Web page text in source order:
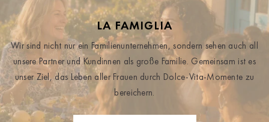
LA FAMIGLIA
Wir sind nicht nur ein Familienunternehmen, sondern sehen auch all
unsere Partner und Kundinnen als große Familie. Gemeinsam ist es
unser Ziel, das Leben aller Frauen durch Dolce-Vita-Momente zu
bereichern.